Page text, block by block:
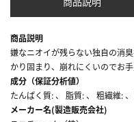
商品説明
嫌なニオイが残らない独自の消
かり固まり、崩れにくいのでお手
成分（保証分析値）
たんぱく質: 、 脂質: 、 粗繊維:
メーカー名(製造販売会社)